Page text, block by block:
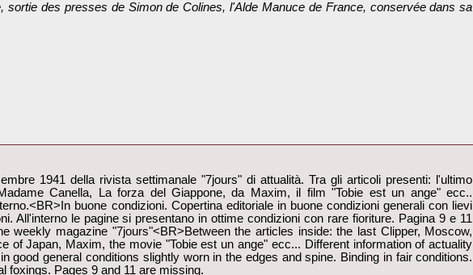
sortie des presses de Simon de Colines, l'Alde Manuce de France, conservée dans sa
1941 della rivista settimanale "7jours" di attualità. Tra gli articoli presenti: l'ultimo
Canella, La forza del Giappone, da Maxim, il film "Tobie est un ange" ecc..
buone condizioni. Copertina editoriale in buone condizioni generali con lievi
All'interno le pagine si presentano in ottime condizioni con rare fioriture. Pagina 9 e 11
weekly magazine "7jours"<BR>Between the articles inside: the last Clipper, Moscow,
of Japan, Maxim, the movie "Tobie est un ange" ecc... Different information of actuality
good general conditions slightly worn in the edges and spine. Binding in fair conditions.
foxings. Pages 9 and 11 are missing.‎